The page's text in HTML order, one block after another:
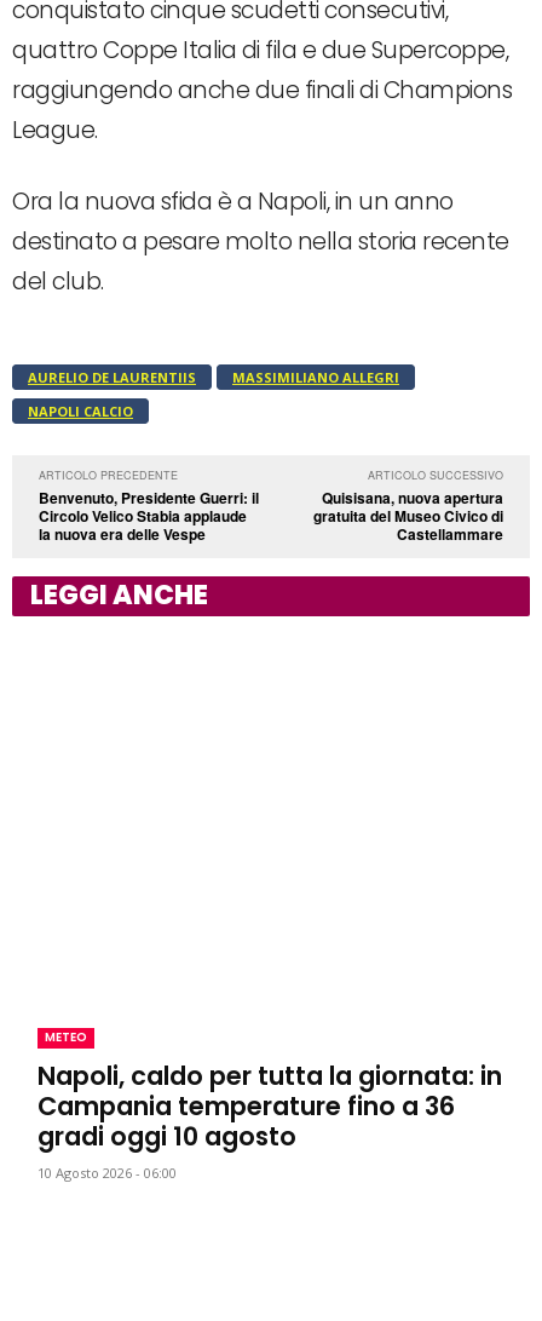
conquistato cinque scudetti consecutivi,
quattro Coppe Italia di fila e due Supercoppe,
raggiungendo anche due finali di Champions
League.
Ora la nuova sfida è a Napoli, in un anno
destinato a pesare molto nella storia recente
del club.
AURELIO DE LAURENTIIS
MASSIMILIANO ALLEGRI
NAPOLI CALCIO
ARTICOLO PRECEDENTE
Benvenuto, Presidente Guerri: il
Circolo Velico Stabia applaude
la nuova era delle Vespe
ARTICOLO SUCCESSIVO
Quisisana, nuova apertura
gratuita del Museo Civico di
Castellammare
LEGGI ANCHE
METEO
Napoli, caldo per tutta la giornata: in
Campania temperature fino a 36
gradi oggi 10 agosto
10 Agosto 2026 - 06:00